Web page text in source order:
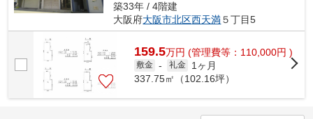
築33年 / 4階建
大阪府大阪市北区西天満５丁目5
159.5万円 (管理費等：110,000円 )
敷金 - 礼金
1ヶ月
337.75㎡（102.16坪）